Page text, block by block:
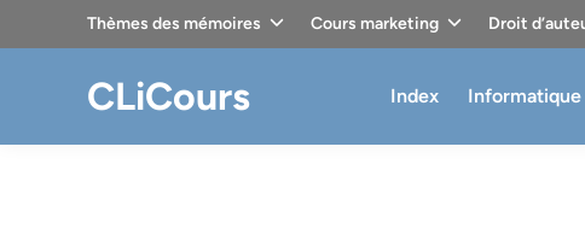
Thèmes des mémoires Cours marketing Droit
CLiCours Index Informatique